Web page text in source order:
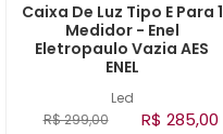
Led
Caixa De Luz Tipo E Para 1
Medidor - Enel
Eletropaulo Vazia AES
ENEL
R$ 299,00 R$ 285,00